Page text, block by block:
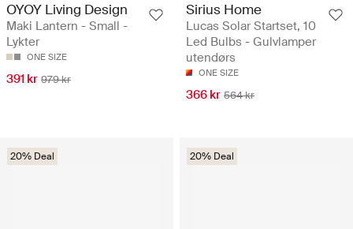
OYOY Living Design
Maki Lantern - Small -
Lykter
ONE SIZE
391 kr 979 kr
Sirius Home
Lucas Solar Startset, 10
Led Bulbs - Gulvlamper
utendørs
ONE SIZE
366 kr 564 kr
20% Deal 20% Deal